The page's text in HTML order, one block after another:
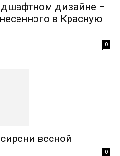
дизайне –
в Красную
0
весной
0